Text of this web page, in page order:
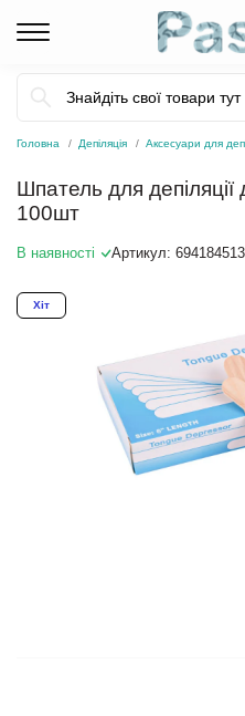
Головна Депіляція Аксесуари для
Шпатель для
100шт
В наявності Артикул:
Хіт